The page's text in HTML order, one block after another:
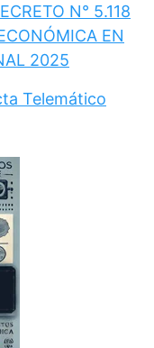
N° 5.118
EN
2025
Telemático